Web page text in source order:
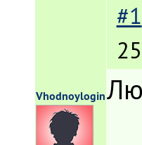
Vhodnoylogin
#1